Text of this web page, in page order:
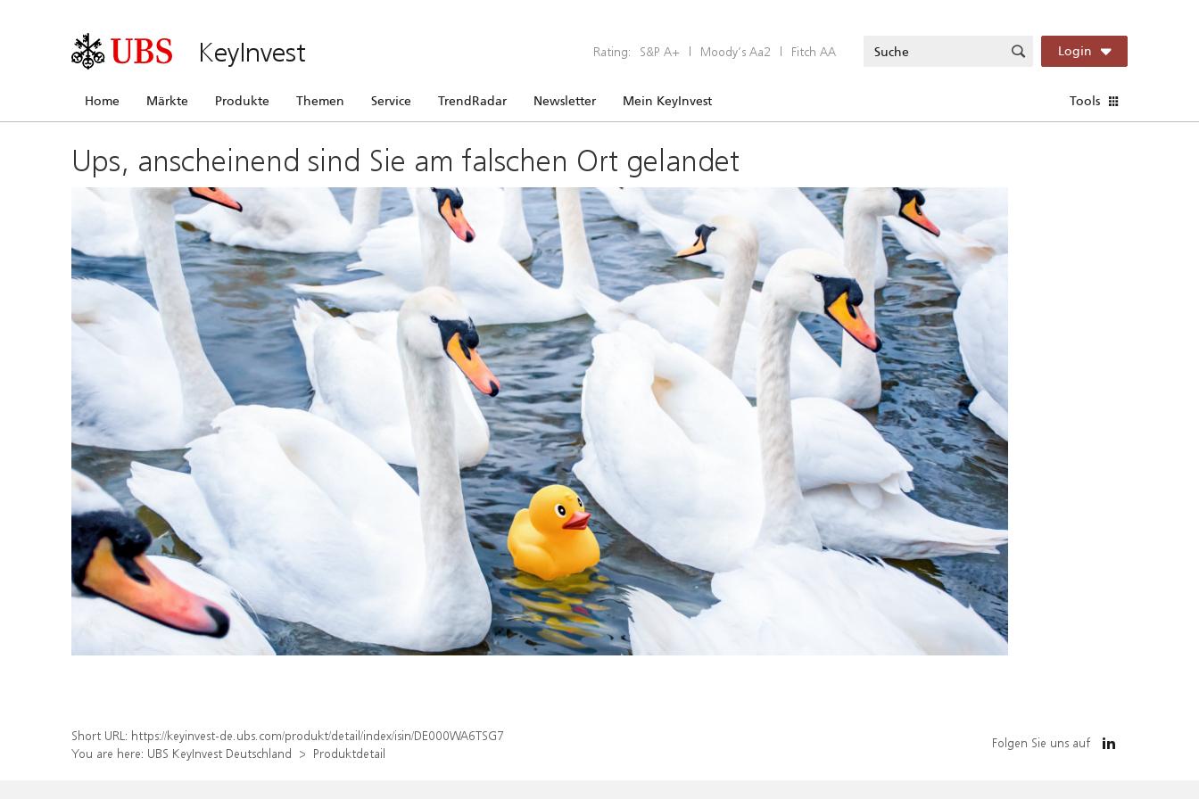
KeyInvest Rating: S&P A+ | Moody’s Aa2 | Fitch AA Login
Home Märkte Produkte Themen Service TrendRadar Newsletter Mein KeyInvest Tools
Ups, anscheinend sind Sie am falschen Ort gelandet
Short URL: https://keyinvest-de.ubs.com/produkt/detail/index/isin/DE000WA6TSG7
You are here: UBS KeyInvest Deutschland Produktdetail
Folgen Sie uns auf